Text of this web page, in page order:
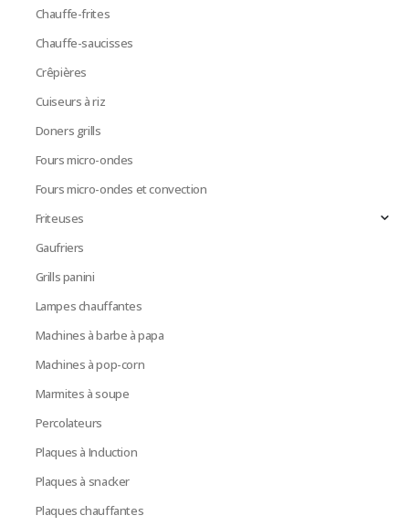
Chauffe-frites
Chauffe-saucisses
Crêpières
Cuiseurs à riz
Doners grills
Fours micro-ondes
Fours micro-ondes et convection
Friteuses
Gaufriers
Grills panini
Lampes chauffantes
Machines à barbe à papa
Machines à pop-corn
Marmites à soupe
Percolateurs
Plaques à Induction
Plaques à snacker
Plaques chauffantes